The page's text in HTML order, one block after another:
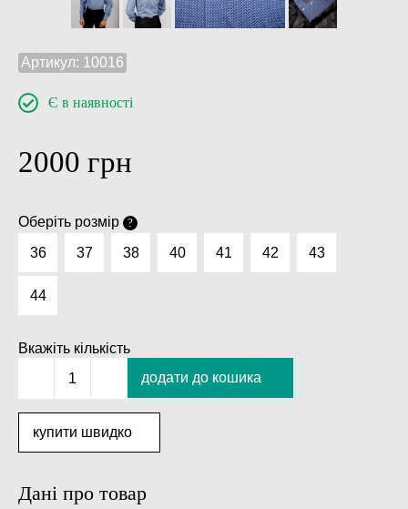
Артикул: 10016
Є в наявності
2000 грн
Оберіть розмір ?
36 37 38 40 41 42 43
44
Вкажіть кількість
1
додати до кошика
купити швидко
Дані про товар